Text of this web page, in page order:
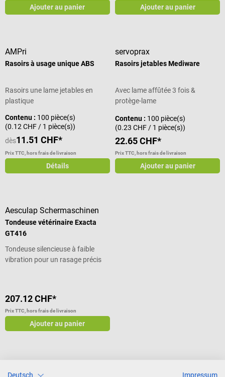
Ajouter au panier Ajouter au panier
AMPri
Rasoirs à usage unique ABS
Rasoirs une lame jetables en
plastique
Contenu : 100 pièce(s)
(0.12 CHF / 1 pièce(s))
dès11.51 CHF*
Prix TTC, hors frais de livraison
Détails
servoprax
Rasoirs jetables Mediware
Avec lame affûtée 3 fois &
protège-lame
Contenu : 100 pièce(s)
(0.23 CHF / 1 pièce(s))
22.65 CHF*
Prix TTC, hors frais de livraison
Ajouter au panier
Aesculap Schermaschinen
Tondeuse vétérinaire Exacta
GT416
Tondeuse silencieuse à faible
vibration pour un rasage précis
207.12 CHF*
Prix TTC, hors frais de livraison
Ajouter au panier
Deutsch Impressum